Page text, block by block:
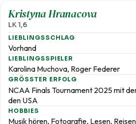
Kristyna Hranacova
LK 1,6
LIEBLINGSSCHLAG
Vorhand
LIEBLINGSSPIELER
Karolina Muchova, Roger Federer
GRÖSSTER ERFOLG
NCAA Finals Tournament 2025 mit
den USA
HOBBIES
Musik hören, Fotografie, Lesen, Reisen